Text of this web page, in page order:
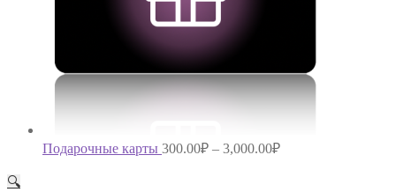
Подарочные карты 300.00₽ – 3,000.00₽
🔍